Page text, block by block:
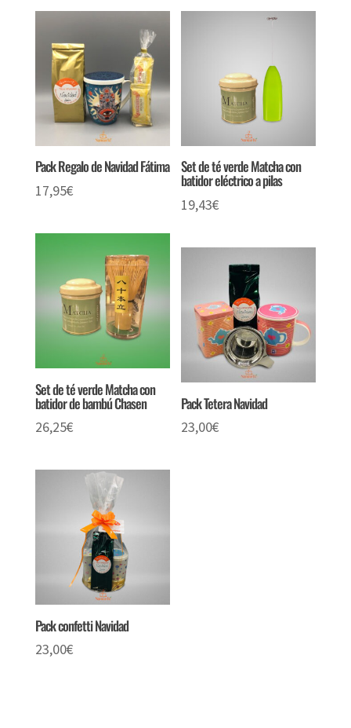
Pack Regalo de Navidad Fátima
17,95€
Set de té verde Matcha con
batidor eléctrico a pilas
19,43€
Set de té verde Matcha con
batidor de bambú Chasen
26,25€
Pack Tetera Navidad
23,00€
Pack confetti Navidad
23,00€